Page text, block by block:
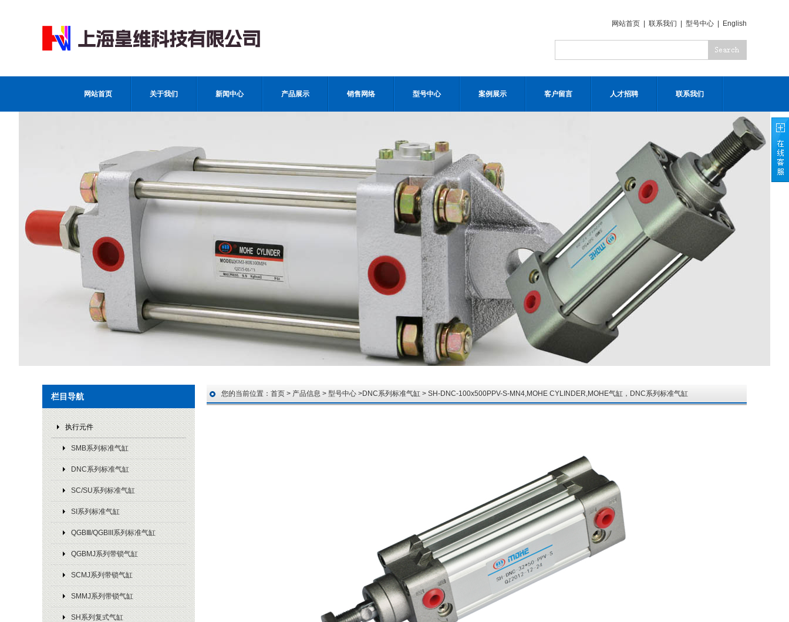
网站首页 联系我们 型号中心 English
网站首页 关于我们 新闻中心 产品展示 销售网络 型号中心 案例展示 客户留言 人才招聘 联系我们
栏目导航
执行元件
SMB系列标准气缸
DNC系列标准气缸
SC/SU系列标准气缸
SI系列标准气缸
QGBⅢ/QGBIII系列标准气缸
QGBMJ系列带锁气缸
SCMJ系列带锁气缸
SMMJ系列带锁气缸
SH系列复式气缸
您的当前位置： 首页 > 产品信息 > 型号中心 >DNC系列标准气缸 > SH-DNC-100x500PPV-S-MN4,MOHE CYLINDER,MOHE气缸，DNC系列标准气缸